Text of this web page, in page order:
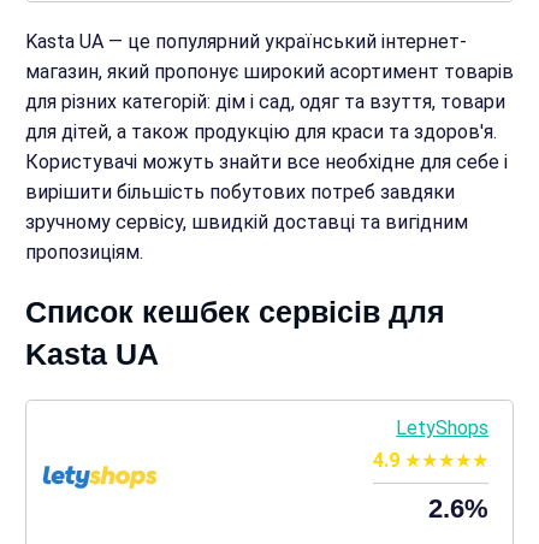
Kasta UA — це популярний український інтернет-
магазин, який пропонує широкий асортимент товарів
для різних категорій: дім і сад, одяг та взуття, товари
для дітей, а також продукцію для краси та здоров'я.
Користувачі можуть знайти все необхідне для себе і
вирішити більшість побутових потреб завдяки
зручному сервісу, швидкій доставці та вигідним
пропозиціям.
Список кешбек сервісів для
Kasta UA
LetyShops
4.9
2.6%